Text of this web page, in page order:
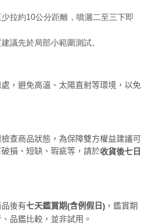
拉約10公分距離，噴灑二至三下即
議先於局部小範圍測試。
，避免高溫、太陽直射等環境，以免
查商品狀態，為保障雙方權益建議可
損、短缺、瑕疵等，請於收貨後七日
後有七天鑑賞期(含例假日 ) ，鑑賞期
品鑑比較，並非試用。